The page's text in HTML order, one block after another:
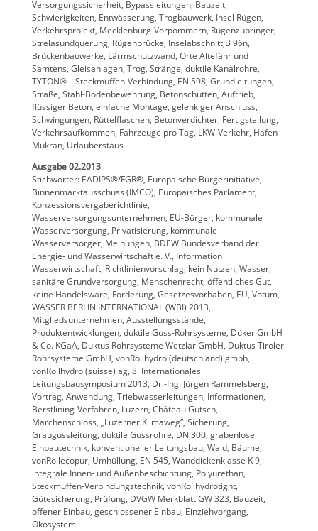
Versorgungssicherheit, Bypassleitungen, Bauzeit,
Schwierigkeiten, Entwässerung, Trogbauwerk, Insel Rügen,
Verkehrsprojekt, Mecklenburg-Vorpommern, Rügenzubringer,
Strelasundquerung, Rügenbrücke, Inselabschnitt,B 96n,
Brückenbauwerke, Lärmschutzwand, Orte Altefähr und
Samtens, Gleisanlagen, Trog, Stränge, duktile Kanalrohre,
TYTON® – Steckmuffen-Verbindung, EN 598, Grundleitungen,
Straße, Stahl-Bodenbewehrung, Betonschütten, Auftrieb,
flüssiger Beton, einfache Montage, gelenkiger Anschluss,
Schwingungen, Rüttelflaschen, Betonverdichter, Fertigstellung,
Verkehrsaufkommen, Fahrzeuge pro Tag, LKW-Verkehr, Hafen
Mukran, Urlauberstaus
Ausgabe 02.2013
Stichwörter: EADIPS®/FGR®, Europäische Bürgerinitiative,
Binnenmarktausschuss (IMCO), Europäisches Parlament,
Konzessionsvergaberichtlinie,
Wasserversorgungsunternehmen, EU-Bürger, kommunale
Wasserversorgung, Privatisierung, kommunale
Wasserversorger, Meinungen, BDEW Bundesverband der
Energie- und Wasserwirtschaft e. V., Information
Wasserwirtschaft, Richtlinienvorschlag, kein Nutzen, Wasser,
sanitäre Grundversorgung, Menschenrecht, öffentliches Gut,
keine Handelsware, Forderung, Gesetzesvorhaben, EU, Votum,
WASSER BERLIN INTERNATIONAL (WBI) 2013,
Mitgliedsunternehmen, Ausstellungsstände,
Produktentwicklungen, duktile Guss-Rohrsysteme, Düker GmbH
& Co. KGaA, Duktus Rohrsysteme Wetzlar GmbH, Duktus Tiroler
Rohrsysteme GmbH, vonRollhydro (deutschland) gmbh,
vonRollhydro (suisse) ag, 8. Internationales
Leitungsbausymposium 2013, Dr.-Ing. Jürgen Rammelsberg,
Vortrag, Anwendung, Triebwasserleitungen, Informationen,
Berstlining-Verfahren, Luzern, Château Gütsch,
Märchenschloss, „Luzerner Klimaweg“, Sicherung,
Graugussleitung, duktile Gussrohre, DN 300, grabenlose
Einbautechnik, konventioneller Leitungsbau, Wald, Bäume,
vonRollecopur, Umhüllung, EN 545, Wanddickenklasse K 9,
integrale Innen- und Außenbeschichtung, Polyurethan,
Steckmuffen-Verbindungstechnik, vonRollhydrotight,
Gütesicherung, Prüfung, DVGW Merkblatt GW 323, Bauzeit,
offener Einbau, geschlossener Einbau, Einziehvorgang,
Ökosystem